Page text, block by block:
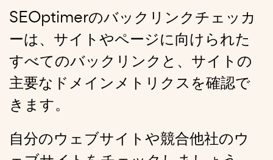
SEOptimerのバックリンクチェッカ
ーは、サイトやページに向けられた
すべてのバックリンクと、サイトの
主要なドメインメトリクスを確認で
きます。
自分のウェブサイトや競合他社のウ